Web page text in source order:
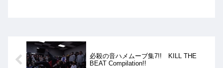
必殺の音ハメムーブ集7!! KILL THE
BEAT Compilation!!